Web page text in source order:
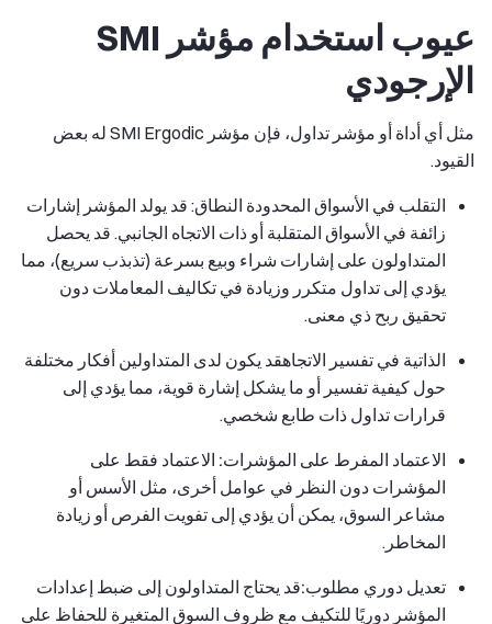
عيوب استخدام مؤشر SMI
الإرجودي
مثل أي أداة أو مؤشر تداول، فإن مؤشر SMI Ergodic له بعض
القيود.
التقلب في الأسواق المحدودة النطاق: قد يولد المؤشر إشارات
زائفة في الأسواق المتقلبة أو ذات الاتجاه الجانبي. قد يحصل
المتداولون على إشارات شراء وبيع بسرعة (تذبذب سريع)، مما
يؤدي إلى تداول متكرر وزيادة في تكاليف المعاملات دون
تحقيق ربح ذي معنى.
الذاتية في تفسير الاتجاهقد يكون لدى المتداولين أفكار مختلفة
حول كيفية تفسير أو ما يشكل إشارة قوية، مما يؤدي إلى
قرارات تداول ذات طابع شخصي.
الاعتماد المفرط على المؤشرات: الاعتماد فقط على
المؤشرات دون النظر في عوامل أخرى، مثل الأسس أو
مشاعر السوق، يمكن أن يؤدي إلى تفويت الفرص أو زيادة
المخاطر.
تعديل دوري مطلوب:قد يحتاج المتداولون إلى ضبط إعدادات
المؤشر دوريًا للتكيف مع ظروف السوق المتغيرة للحفاظ على